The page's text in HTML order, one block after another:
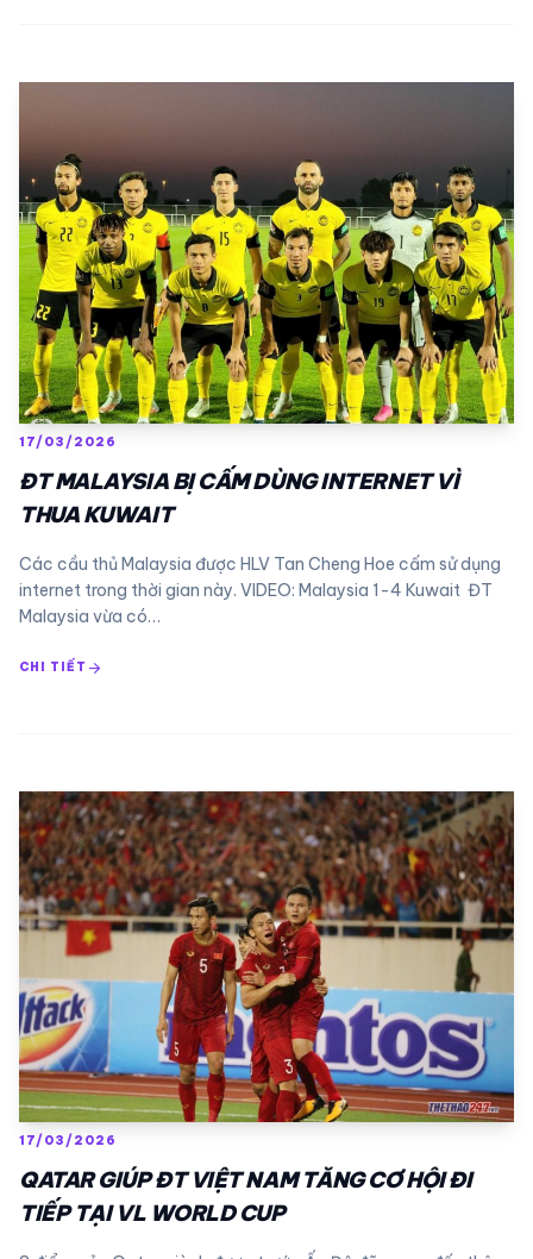
17/03/2026
ĐT MALAYSIA BỊ CẤM DÙNG INTERNET VÌ
THUA KUWAIT
Các cầu thủ Malaysia được HLV Tan Cheng Hoe cấm sử dụng
internet trong thời gian này. VIDEO: Malaysia 1-4 Kuwait ĐT
Malaysia vừa có…
CHI TIẾT arrow_forward
17/03/2026
QATAR GIÚP ĐT VIỆT NAM TĂNG CƠ HỘI ĐI
TIẾP TẠI VL WORLD CUP